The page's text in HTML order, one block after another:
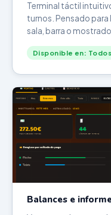
Terminal táctil
turnos. Pensado
sala, barra o
Disponible en:
Balances e